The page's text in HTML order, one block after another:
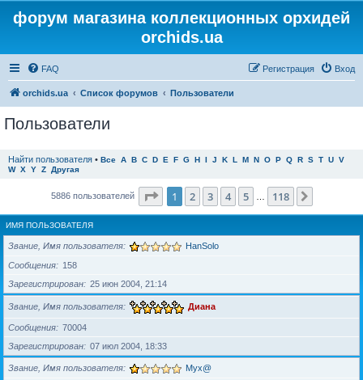
форум магазина коллекционных орхидей
orchids.ua
FAQ Вход
Регистрация
orchids.ua Список форумов Пользователи
Пользователи
Найти пользователя • Все A B C D E F G H I J K L M N O P Q R S T U V
W X Y Z Другая
5886 пользователей Страница из 118
1 2 3 4 5 118
ИМЯ ПОЛЬЗОВАТЕЛЯ
Звание, Имя пользователя HanSolo
Сообщения
158
Зарегистрирован
25 июн 2004, 21:14
Звание, Имя пользователя Диана
Сообщения
70004
Зарегистрирован
07 июл 2004, 18:33
Звание, Имя пользователя Myx@